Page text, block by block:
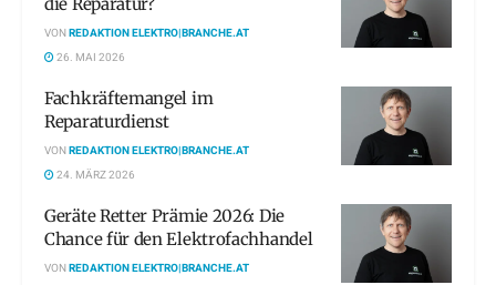
VONREDAKTION ELEKTRO|BRANCHE.AT
26. MAI 2026
Fachkräftemangel im
Reparaturdienst
VONREDAKTION ELEKTRO|BRANCHE.AT
24. MÄRZ 2026
Geräte Retter Prämie 2026: Die
Chance für den Elektrofachhandel
VONREDAKTION ELEKTRO|BRANCHE.AT